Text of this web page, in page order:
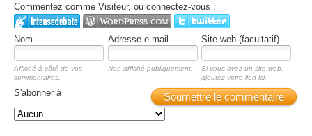
Commentez comme Visiteur, ou connectez-vous :
Nom Adresse e-mail Site web (facultatif)
Affiché à côté de vos
commentaires.
Non affiché publiquement.
Si vous avez un site web,
ajoutez votre lien ici.
Soumettre le commentaire
S'abonner à